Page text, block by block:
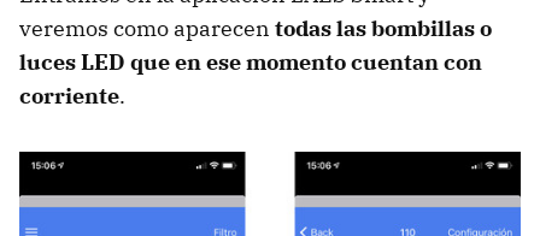
veremos como aparecen todas las bombillas o
luces LED que en ese momento cuentan con
corriente.